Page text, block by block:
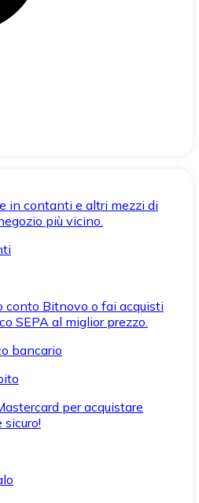
in contanti e altri mezzi di
più vicino.
conto Bitnovo o fai acquisti
SEPA al miglior prezzo.
bancario
per acquistare